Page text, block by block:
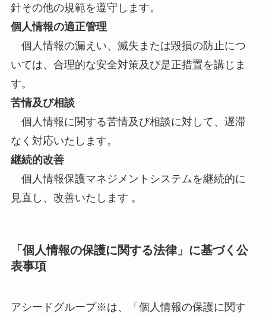
針その他の規範を遵守します。
個人情報の適正管理
個人情報の漏えい、滅失または毀損の防止につ
いては、合理的な安全対策及び是正措置を講じま
す。
苦情及び相談
個人情報に関する苦情及び相談に対して、遅滞
なく対応いたします。
継続的改善
個人情報保護マネジメントシステムを継続的に
見直し、改善いたします 。
「個人情報の保護に関する法律」に基づく公
表事項
アシードグループ※は、「個人情報の保護に関す